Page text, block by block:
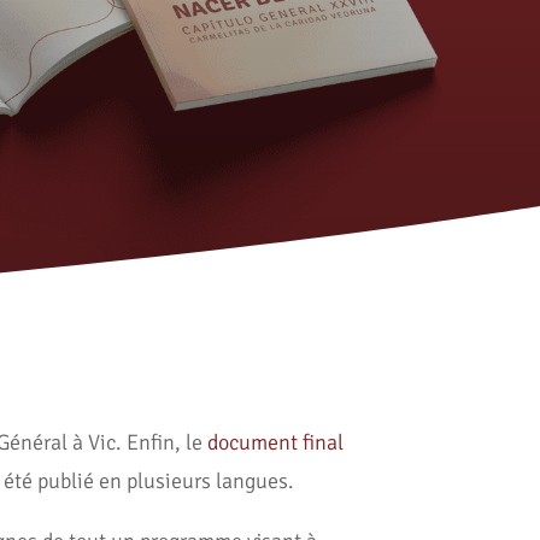
à Vic. Enfin, le document final
publié en plusieurs langues.